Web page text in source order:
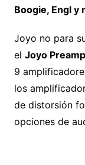
Boogie, Engl y
Joyo no para
el Joyo
9
los
de distorsión
opciones de